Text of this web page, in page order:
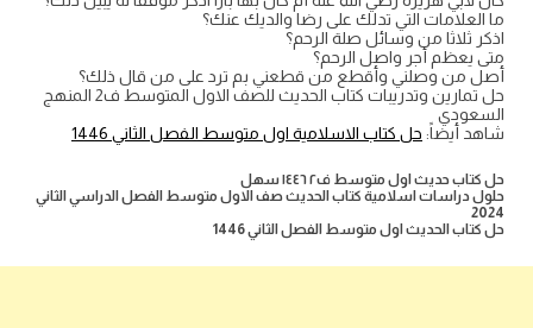
ما العلامات التي تدلك على رضا والديك عنك؟
اذكر ثلاثا من وسائل صلة الرحم؟
متى يعظم أجر واصل الرحم؟
أصل من وصلني وأقطع من قطعني بم ترد على من قال ذلك؟
حل تمارين وتدريبات كتاب الحديث للصف الاول المتوسط ف2 المنهج
السعودي
شاهد أيضاً: حل كتاب الاسلامية اول متوسط الفصل الثاني 1446
حل كتاب حديث اول متوسط ف٢ ١٤٤٦ سهل
حلول دراسات اسلامية كتاب الحديث صف الاول متوسط الفصل الدراسي الثاني
2024
حل كتاب الحديث اول متوسط الفصل الثاني 1446